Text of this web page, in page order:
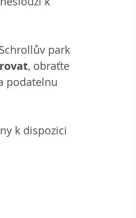
park
, obraťte
podatelnu
k dispozici